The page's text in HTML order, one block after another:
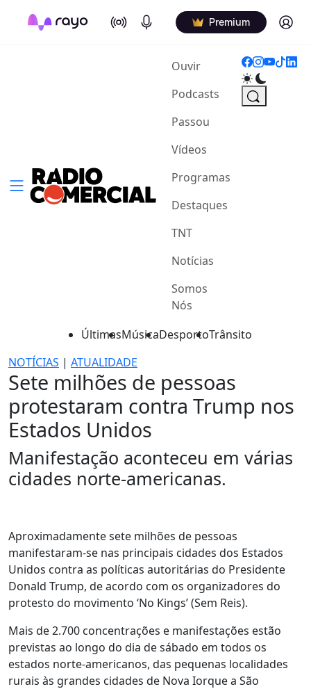
On Air Podcasts Premium Log in
Ouvir(current)
Podcasts
Passou
Vídeos
Programas
Destaques
TNT
Notícias
Somos
Nós
ÚltimasMúsicaDesportoTrânsito
NOTÍCIAS | ATUALIDADE
Sete milhões de pessoas
protestaram contra Trump nos
Estados Unidos
Manifestação aconteceu em várias
cidades norte-americanas.
Aproximadamente sete milhões de pessoas
manifestaram-se nas principais cidades dos Estados
Unidos contra as políticas autoritárias do Presidente
Donald Trump, de acordo com os organizadores do
protesto do movimento ‘No Kings’ (Sem Reis).
Mais de 2.700 concentrações e manifestações estão
previstas ao longo do dia de sábado em todos os
estados norte-americanos, das pequenas localidades
rurais às grandes cidades de Nova Iorque a São